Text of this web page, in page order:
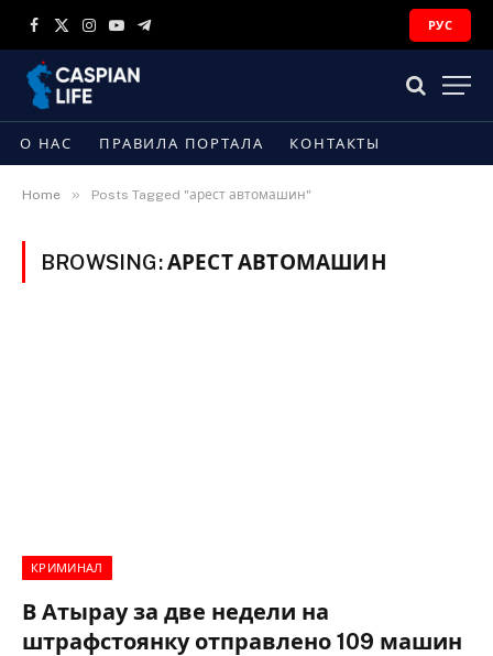
Facebook
X
Instagram
YouTubeTelegram
РУС
О НАС ПРАВИЛА ПОРТАЛА КОНТАКТЫ
Home » Posts Tagged "арест автомашин"
BROWSING:АРЕСТ АВТОМАШИН
КРИМИНАЛ
В Атырау за две недели на
штрафстоянку отправлено 109 машин